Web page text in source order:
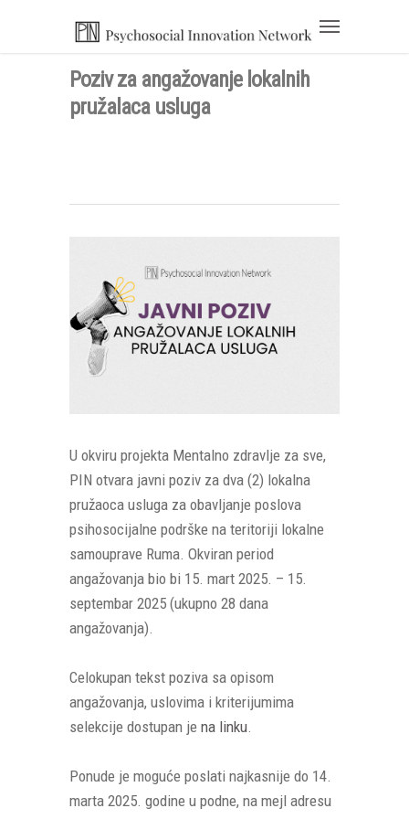
Poziv za angažovanje lokalnih
pružalaca usluga
U okviru projekta Mentalno zdravlje za sve,
PIN otvara javni poziv za dva (2) lokalna
pružaoca usluga za obavljanje poslova
psihosocijalne podrške na teritoriji lokalne
samouprave Ruma. Okviran period
angažovanja bio bi 15. mart 2025. – 15.
septembar 2025 (ukupno 28 dana
angažovanja).
Celokupan tekst poziva sa opisom
angažovanja, uslovima i kriterijumima
selekcije dostupan je na linku
Ponude je moguće poslati najkasnije do 14.
marta 2025. godine u podne, na mejl adresu